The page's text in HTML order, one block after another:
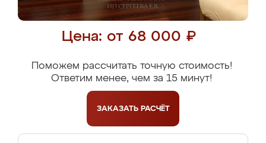
Цена: от 68 000 ₽
Поможем рассчитать точную стоимость!
Ответим менее, чем за 15 минут!
ЗАКАЗАТЬ РАСЧЁТ